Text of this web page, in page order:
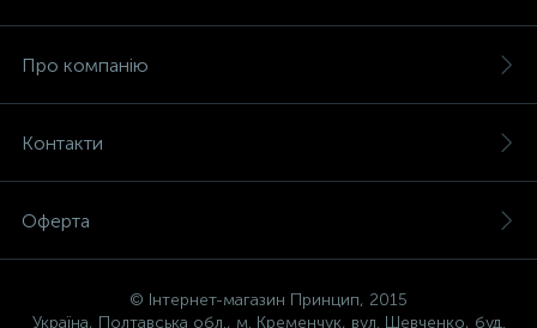
Про компанію
Контакти
Оферта
© Інтернет-магазин Принцип, 2015
Україна, Полтавська обл., м. Кременчук, вул. Шевченко, буд.